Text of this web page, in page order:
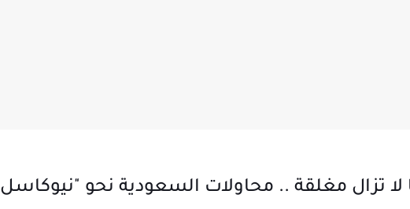
لا تزال مغلقة .. محاولات السعودية نحو "نيوكاسل